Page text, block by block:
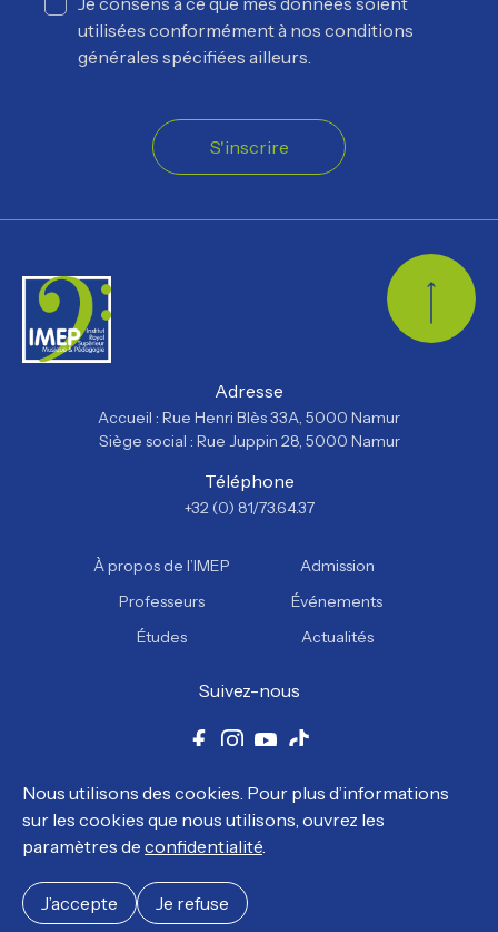
utilisées conformément à nos conditions
générales spécifiées ailleurs.
S'inscrire
Adresse
Accueil : Rue Henri Blès 33A, 5000 Namur
Siège social : Rue Juppin 28, 5000 Namur
Téléphone
+32 (0) 81/73.64.37
À propos de l’IMEP
Professeurs
Études
Admission
Événements
Actualités
Suivez-nous
Facebook
Instagram
YouTube
© Tous droits réservés, IMEP 2026.
Politique de confidentialitéPolitique en matière de cookies
Nous utilisons des cookies. Pour plus d’informations
sur les cookies que nous utilisons, ouvrez les
paramètres de confidentialité.
J’accepte Je refuse